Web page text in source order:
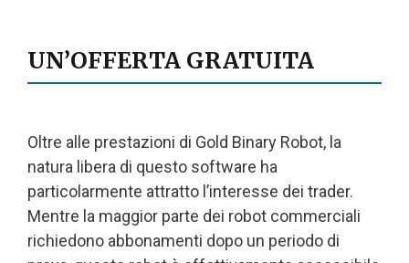
UN’OFFERTA GRATUITA
Oltre alle prestazioni di Gold Binary Robot, la
natura libera di questo software ha
particolarmente attratto l’interesse dei trader.
Mentre la maggior parte dei robot commerciali
richiedono abbonamenti dopo un periodo di